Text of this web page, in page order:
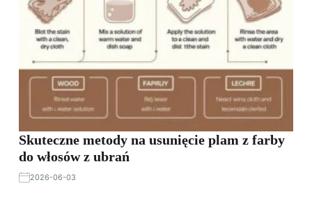
Skuteczne metody na usunięcie plam z farby
do włosów z ubrań
2026-06-03